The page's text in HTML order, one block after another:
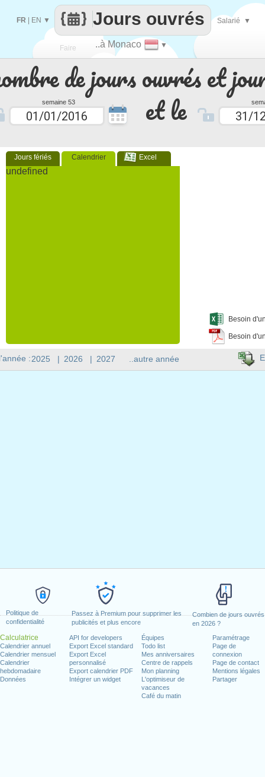
Politique de
confidentialité
Passez à Premium pour supprimer les
publicités et plus encore
Combien de jours ouvrés
en 2026 ?
Calculatrice
Calendrier annuel
Calendrier mensuel
Calendrier
hebdomadaire
Données
API for developers
Export Excel standard
Export Excel
personnalisé
Export calendrier PDF
Intégrer un widget
Équipes
Todo list
Mes anniversaires
Centre de rappels
Mon planning
L'optimiseur de
vacances
Café du matin
Paramétrage
Page de
connexion
Page de contact
Mentions légales
Partager
de jours ouvrés et
semaine 53 et le
Jours fériés Calendrier Excel
undefined
Besoin
Besoin
Faire
que
..à Monaco ▼
Jours ouvrés
FR EN ▼ Salarié ▼
:2025 | 2026 | 2027 ..autre année